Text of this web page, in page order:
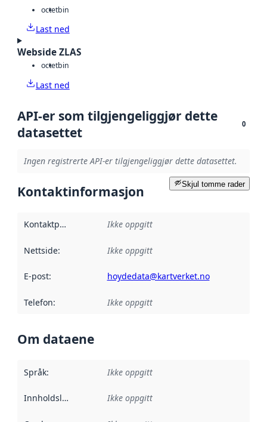
octetbin
Last ned
Webside ZLAS
octetbin
Last ned
API-er som tilgjengeliggjør dette
datasettet
0
Ingen registrerte API-er tilgjengeliggjør dette datasettet.
Skjul tomme rader
Kontaktinformasjon
Kontaktpunkt Ikke oppgitt
Nettside: Ikke oppgitt
E-post: hoydedata@kartverket.no
Telefon: Ikke oppgitt
Om dataene
Språk: Ikke oppgitt
Innholdsleverandører :
Ikke oppgitt